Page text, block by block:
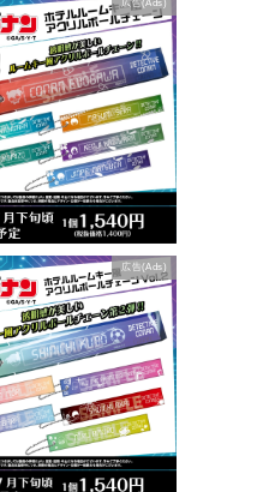
広告(Ads)
広告(Ads)